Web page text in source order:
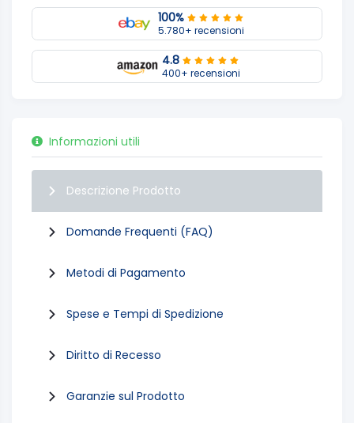
100%
5.780+ recensioni
4.8
400+ recensioni
Informazioni utili
Descrizione Prodotto
Domande Frequenti (FAQ)
Metodi di Pagamento
Spese e Tempi di Spedizione
Diritto di Recesso
Garanzie sul Prodotto